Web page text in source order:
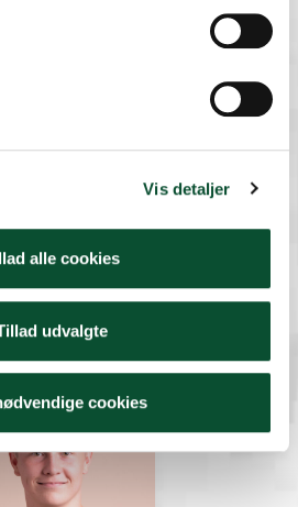
Vis detaljer
alle cookies
udvalgte
cookies
60 40 20 00